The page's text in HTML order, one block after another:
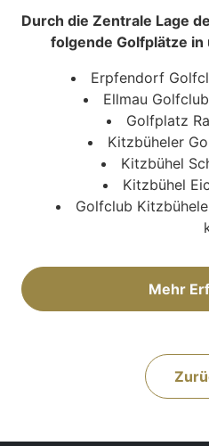
Durch die Zentrale Lage
folgende Golfplätze
Erpfendorf
Ellmau
Golfplatz
Kitzbüheler
Kitzbühel
Kitzbühel
Golfclub
Mehr